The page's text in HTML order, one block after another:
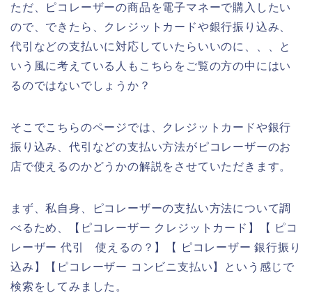
ただ、ピコレーザーの商品を電子マネーで購入したい
ので、できたら、クレジットカードや銀行振り込み、
代引などの支払いに対応していたらいいのに、、、と
いう風に考えている人もこちらをご覧の方の中にはい
るのではないでしょうか？
そこでこちらのページでは、クレジットカードや銀行
振り込み、代引などの支払い方法がピコレーザーのお
店で使えるのかどうかの解説をさせていただきます。
まず、私自身、ピコレーザーの支払い方法について調
べるため、【ピコレーザー クレジットカード】【 ピコ
レーザー 代引 使えるの？】【 ピコレーザー 銀行振り
込み】【ピコレーザー コンビニ支払い】という感じで
検索をしてみました。